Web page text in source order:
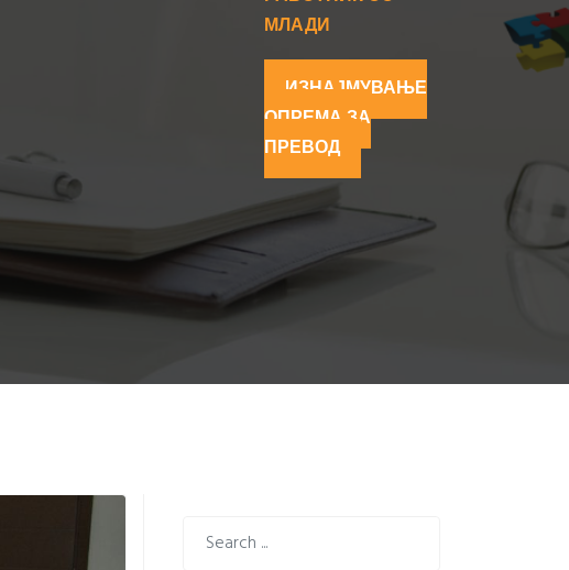
МЛАДИ
ИЗНАЈМУВАЊЕ
ОПРЕМА ЗА
ПРЕВОД